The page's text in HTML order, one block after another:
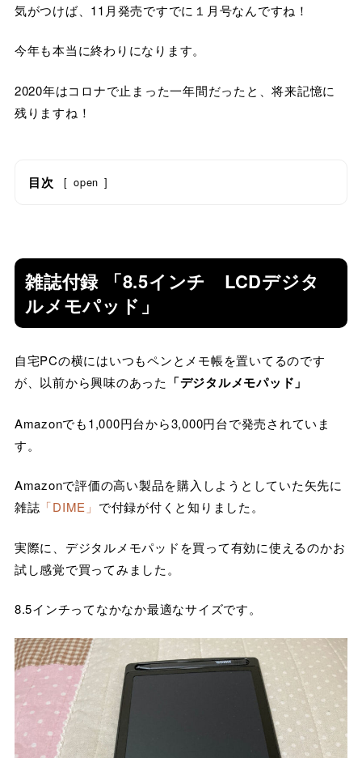
気がつけば、11月発売ですでに１月号なんですね！
今年も本当に終わりになります。
2020年はコロナで止まった一年間だったと、将来記憶に
残りますね！
目次 [ open ]
雑誌付録 「8.5インチ LCDデジタ
ルメモパッド」
自宅PCの横にはいつもペンとメモ帳を置いてるのです
が、以前から興味のあった 「デジタルメモパッド」
Amazonでも1,000円台から3,000円台で発売されていま
す。
Amazonで評価の高い製品を購入しようとしていた矢先に
雑誌 「DIME」 で付録が付くと知りました。
実際に、デジタルメモパッドを買って有効に使えるのかお
試し感覚で買ってみました。
8.5インチってなかなか最適なサイズです。